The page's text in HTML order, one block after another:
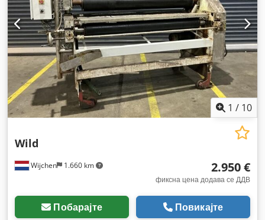
1 / 10
Wijchen 1.660 km
Wild
2.950 €
фиксна цена додава се ДДВ
Побарајте Повикајте